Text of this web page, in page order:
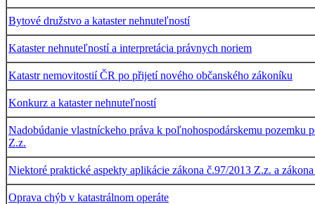
Bytové družstvo a kataster nehnuteľností
Kataster nehnuteľností a interpretácia právnych noriem
Katastr nemovitostií ČR po přijetí nového občanského zákoníku
Konkurz a kataster nehnuteľností
Nadobúdanie vlastníckeho práva k poľnohospodárskemu pozemku
Z.z.
Niektoré praktické aspekty aplikácie zákona č.97/2013 Z.z. a
Oprava chýb v katastrálnom operáte